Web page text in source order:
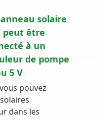
solaire
peut être
à un
de pompe
5 V
pouvez
dans les